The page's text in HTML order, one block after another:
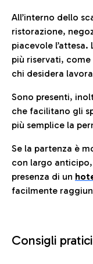
All’interno dello
ristorazione,
piacevole
più riservati, come
chi desidera
Sono presenti,
che facilitano gli
più semplice la
Se la partenza è
con largo
presenza di un
facilmente
Consigli